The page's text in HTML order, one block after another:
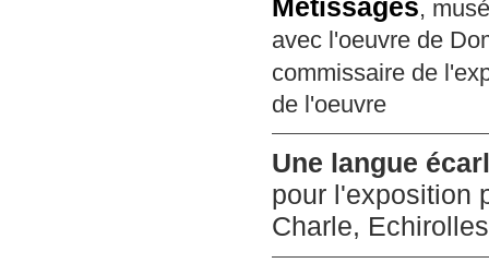
Métissages,
avec l'oeuvre de
commissaire de
de l'oeuvre
Une langue
pour l'exposition
Charle,